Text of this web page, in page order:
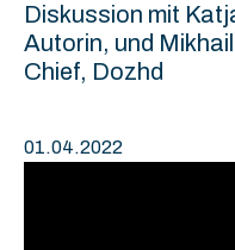
Diskussion mit
Autorin, und
Chief, Dozhd
01.04.2022